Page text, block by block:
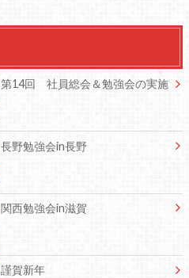
第14回 社員総会＆勉強会の実施
長野勉強会in長野
関西勉強会in滋賀
謹賀新年